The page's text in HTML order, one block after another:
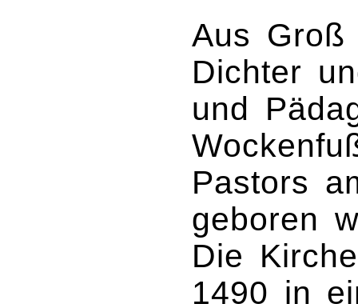
Aus Groß
Dichter
und
Pastors
geboren
Die
1490 in